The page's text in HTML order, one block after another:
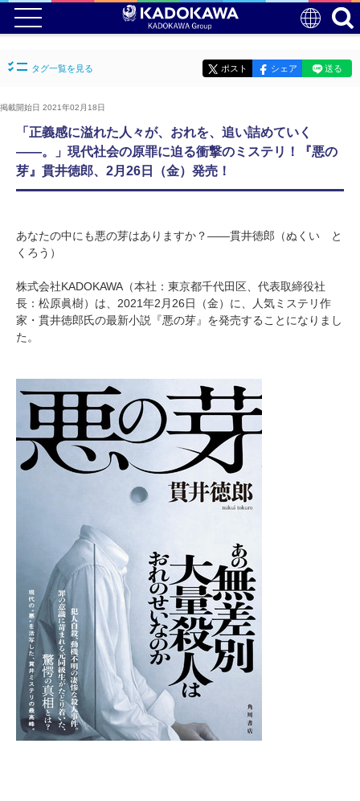
タグ一覧を見る ポスト シェア 送る
掲載開始日 2021年02月18日
「正義感に溢れた人々が、おれを、追い詰めていく
――。」現代社会の原罪に迫る衝撃のミステリ！『悪の
芽』貫井徳郎、2月26日（金）発売！
あなたの中にも悪の芽はありますか？――貫井徳郎（ぬくい と
くろう）
株式会社KADOKAWA（本社：東京都千代田区、代表取締役社
長：松原眞樹）は、2021年2月26日（金）に、人気ミステリ作
家・貫井徳郎氏の最新小説『悪の芽』を発売することになりまし
た。